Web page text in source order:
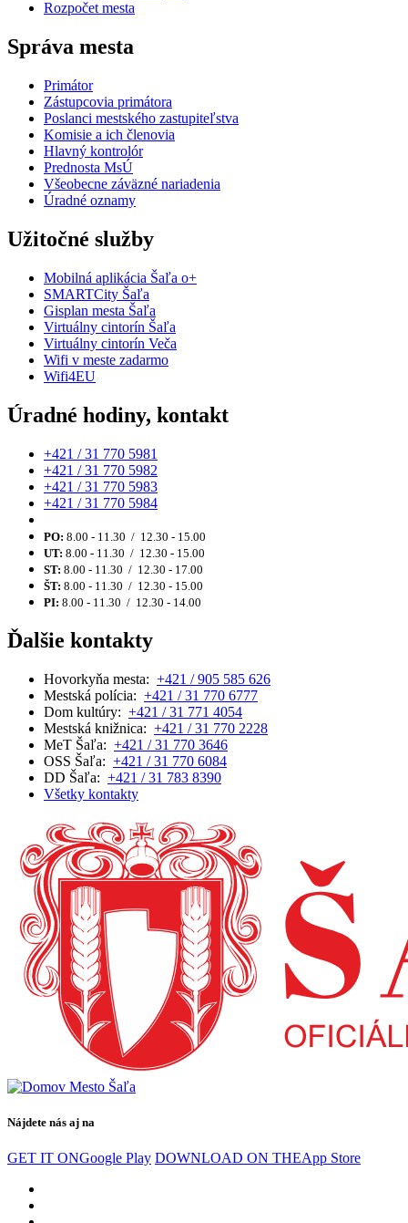
Rozpočet mesta
Správa mesta
Primátor
Zástupcovia primátora
Poslanci mestského zastupiteľstva
Komisie a ich členovia
Hlavný kontrolór
Prednosta MsÚ
Všeobecne záväzné nariadenia
Úradné oznamy
Užitočné služby
Mobilná aplikácia Šaľa o+
SMARTCity Šaľa
Gisplan mesta Šaľa
Virtuálny cintorín Šaľa
Virtuálny cintorín Veča
Wifi v meste zadarmo
Wifi4EU
Úradné hodiny, kontakt
+421 / 31 770 5981
+421 / 31 770 5982
+421 / 31 770 5983
+421 / 31 770 5984
PO: 8.00 - 11.30 / 12.30 - 15.00
UT: 8.00 - 11.30 / 12.30 - 15.00
ST: 8.00 - 11.30 / 12.30 - 17.00
ŠT: 8.00 - 11.30 / 12.30 - 15.00
PI: 8.00 - 11.30 / 12.30 - 14.00
Ďalšie kontakty
Hovorkyňa mesta: +421 / 905 585 626
Mestská polícia: +421 / 31 770 6777
Dom kultúry: +421 / 31 771 4054
Mestská knižnica: +421 / 31 770 2228
MeT Šaľa: +421 / 31 770 3646
OSS Šaľa: +421 / 31 770 6084
DD Šaľa: +421 / 31 783 8390
Všetky kontakty
Nájdete nás aj na
GET IT ONGoogle Play DOWNLOAD ON THEApp Store